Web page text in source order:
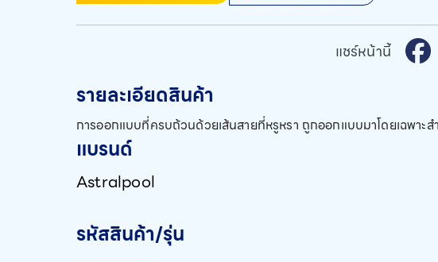
แชร์หน้านี้
รายละเอียดสินค้า
การออกแบบที่ครบถ้วนด้วยเส้นสายที่หรูหรา ถูกออกแบบมาโดยเฉพาะ
แบรนด์
Astralpool
รหัสสินค้า/รุ่น